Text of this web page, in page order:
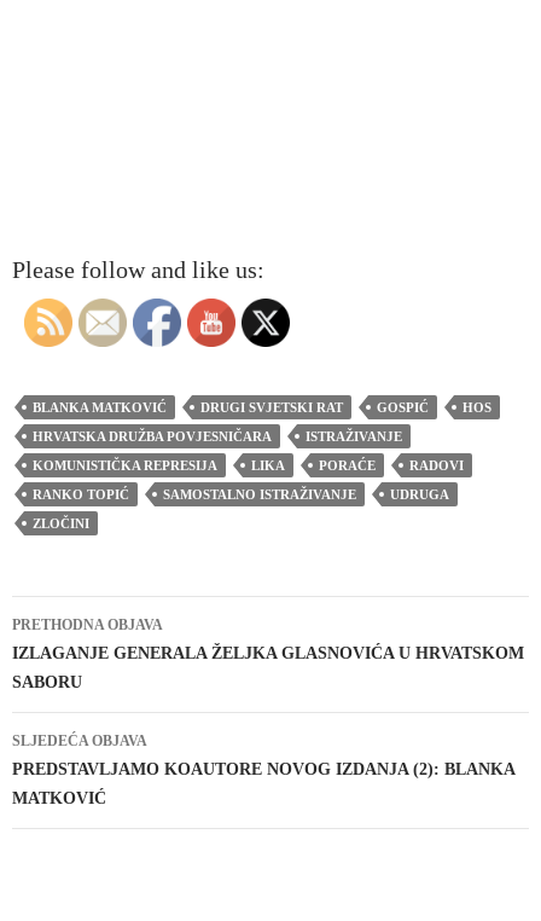
Please follow and like us:
BLANKA MATKOVIĆ DRUGI SVJETSKI RAT GOSPIĆ
HOS
HRVATSKA DRUŽBA POVJESNIČARA
ISTRAŽIVANJE
KOMUNISTIČKA REPRESIJA
LIKA PORAĆE
RADOVI
RANKO TOPIĆ
SAMOSTALNO ISTRAŽIVANJE
UDRUGA
ZLOČINI
Navigacija
objava
PRETHODNA OBJAVA
IZLAGANJE GENERALA ŽELJKA GLASNOVIĆA U HRVATSKOM
SABORU
SLJEDEĆA OBJAVA
PREDSTAVLJAMO KOAUTORE NOVOG IZDANJA (2): BLANKA
MATKOVIĆ